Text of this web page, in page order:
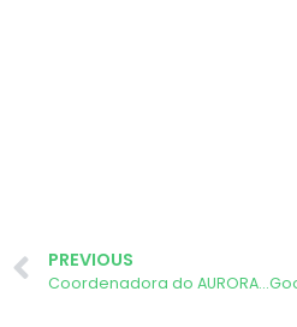
PREVIOUS
Coordenadora do AURORA no CIES 2024